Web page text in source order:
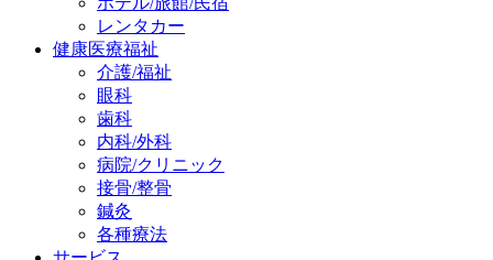
レンタカー
健康医療福祉
介護/福祉
眼科
歯科
内科/外科
病院/クリニック
接骨/整骨
鍼灸
各種療法